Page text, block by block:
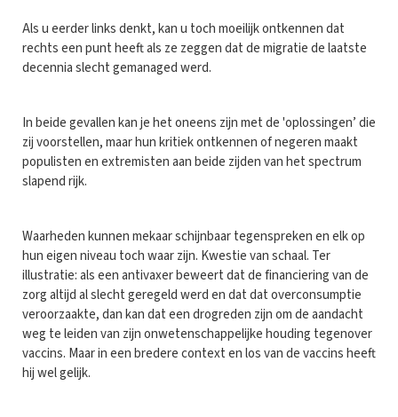
Als u eerder links denkt, kan u toch moeilijk ontkennen dat
rechts een punt heeft als ze zeggen dat de migratie de laatste
decennia slecht gemanaged werd.
In beide gevallen kan je het oneens zijn met de 'oplossingen’ die
zij voorstellen, maar hun kritiek ontkennen of negeren maakt
populisten en extremisten aan beide zijden van het spectrum
slapend rijk.
Waarheden kunnen mekaar schijnbaar tegenspreken en elk op
hun eigen niveau toch waar zijn. Kwestie van schaal. Ter
illustratie: als een antivaxer beweert dat de financiering van de
zorg altijd al slecht geregeld werd en dat dat overconsumptie
veroorzaakte, dan kan dat een drogreden zijn om de aandacht
weg te leiden van zijn onwetenschappelijke houding tegenover
vaccins. Maar in een bredere context en los van de vaccins heeft
hij wel gelijk.